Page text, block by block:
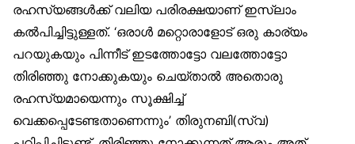
രഹസ്യങ്ങൾക്ക് വലിയ പരിരക്ഷയാണ് ഇസ്‌ലാം
കൽപിച്ചിട്ടുള്ളത്. ‘ഒരാൾ മറ്റൊരാളോട് ഒരു കാര്യം
പറയുകയും പിന്നീട് ഇടത്തോട്ടോ വലത്തോട്ടോ
തിരിഞ്ഞു നോക്കുകയും ചെയ്താൽ അതൊരു
രഹസ്യമായെന്നും സൂക്ഷിച്ച്
വെക്കപ്പെടേണ്ടതാണെന്നും’ തിരുനബി(സ്വ)